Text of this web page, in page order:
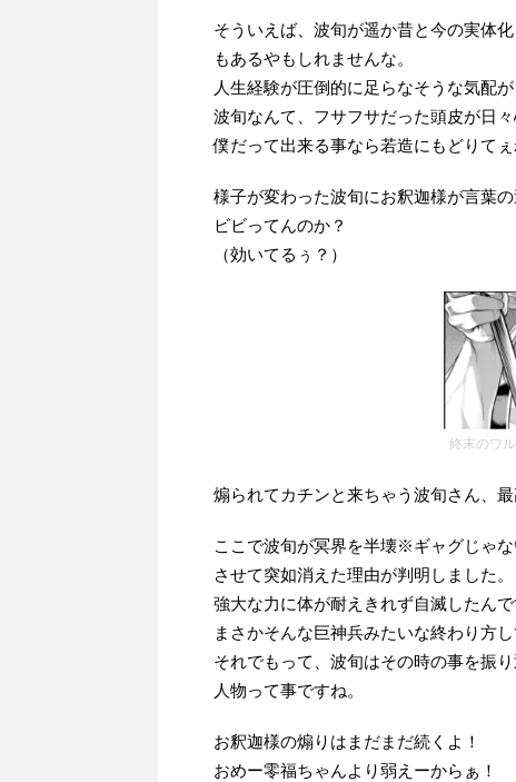
そういえば、波旬が遥か昔と今の実体
もあるやもしれませんな。
人生経験が圧倒的に足らなそうな気配が
波旬なんて、フサフサだった頭皮が日
僕だって出来る事なら若造にもどりて
様子が変わった波旬にお釈迦様が言葉の
ビビってんのか？
（効いてるぅ？）
終末のワ
煽られてカチンと来ちゃう波旬さん、
ここで波旬が冥界を半壊※ギャグじゃな
させて突如消えた理由が判明しました。
強大な力に体が耐えきれず自滅したんで
まさかそんな巨神兵みたいな終わり方し
それでもって、波旬はその時の事を振
人物って事ですね。
お釈迦様の煽りはまだまだ続くよ！
おめー零福ちゃんより弱えーからぁ！